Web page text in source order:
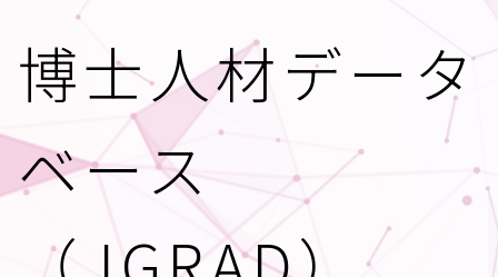
博士人材データ
ベース